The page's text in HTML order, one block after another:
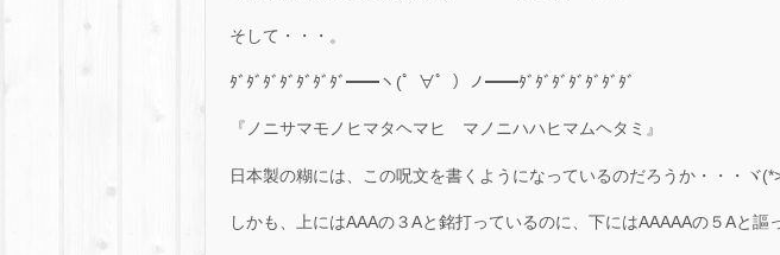
そして・・・。
ﾀﾞﾀﾞﾀﾞﾀﾞﾀﾞﾀﾞﾀﾞ━━ヽ(゜∀゜）ノ━━ﾀﾞﾀﾞﾀﾞﾀﾞﾀﾞﾀﾞﾀﾞ
『ノニサマモノヒマタヘマヒ マノニハハヒマムヘタミ』
日本製の糊には、この呪文を書くようになっているのだろうか・・・ヾ
しかも、上にはAAAの３Aと銘打っているのに、下にはAAAAAの５Aと謳